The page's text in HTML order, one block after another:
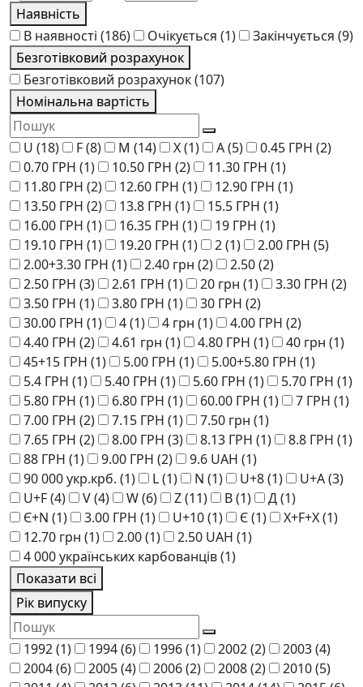
Наявність
В наявності (186) Очікується (1) Закінчується (9)
Безготівковий розрахунок
Безготівковий розрахунок(107)
Номінальна вартість
U (18) F(8) M (14) Х(1) A(5) 0.45 ГРН (2)
0.70 ГРН (1) 10.50 ГРН (2) 11.30 ГРН (1)
11.80 ГРН (2) 12.60 ГРН (1) 12.90 ГРН (1)
13.50 ГРН (2) 13.8 ГРН (1) 15.5 ГРН (1)
16.00 ГРН (1) 16.35 ГРН (1) 19 ГРН (1)
19.10 ГРН (1) 19.20 ГРН (1) 2(1) 2.00 ГРН (5)
2.00+3.30 ГРН (1) 2.40 грн (2) 2.50(2)
2.50 ГРН (3) 2.61 ГРН (1) 20 грн (1) 3.30 ГРН (2)
3.50 ГРН (1) 3.80 ГРН (1) 30 ГРН (2)
30.00 ГРН (1) 4(1) 4 грн (1) 4.00 ГРН (2)
4.40 ГРН (2) 4.61 грн (1) 4.80 ГРН (1) 40 грн (1)
45+15 ГРН (1) 5.00 ГРН (1) 5.00+5.80 ГРН (1)
5.4 ГРН (1) 5.40 ГРН (1) 5.60 ГРН (1) 5.70 ГРН (1)
5.80 ГРН (1) 6.80 ГРН (1) 60.00 ГРН (1) 7 ГРН (1)
7.00 ГРН (2) 7.15 ГРН (1) 7.50 грн (1)
7.65 ГРН (2) 8.00 ГРН (3) 8.13 ГРН (1) 8.8 ГРН (1)
88 ГРН (1) 9.00 ГРН (2) 9.6 UAH (1)
90 000 укр.крб. (1) L(1) N (1) U+8(1) U+A(3)
U+F(4) V(4) W(6) Z(11) В(1) Д(1)
Є+N (1) 3.00 ГРН (1) U+10(1) Є(1) Х+F+Х(1)
12.70 грн (1) 2.00(1) 2.50 UAH (1)
4 000 українських карбованців(1)
Показати всі
Рік випуску
1992(1) 1994(6) 1996(1) 2002(2) 2003(4)
2004(6) 2005(4) 2006(2) 2008(2) 2010(5)